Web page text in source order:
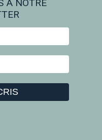
À NOTRE